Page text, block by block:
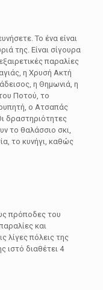
Το ένα είναι
της. Είναι σίγουρα
παραλίες
η Χρυσή Ακτή
η Θημωνιά, η
Ποτού, το
ο Ατσαπάς
δραστηριότητες
το θαλάσσιο σκι,
το κυνήγι, καθώς
πρόποδες του
και
λίγες πόλεις της
ιστό διαθέτει 4